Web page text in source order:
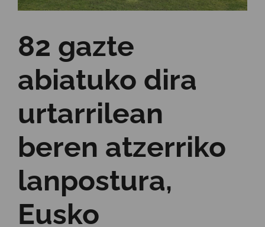
82 gazte
abiatuko dira
urtarrilean
beren atzerriko
lanpostura,
Eusko